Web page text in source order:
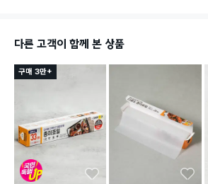
다른 고객이 함께 본 상품
구매 3만+